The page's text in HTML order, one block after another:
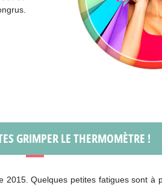
GRIMPER LE THERMOMÈTRE !
2015. Quelques petites fatigues sont à